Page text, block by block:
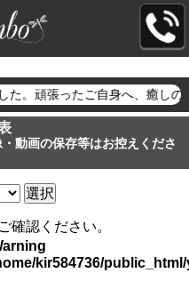
た。頑張ったご自身へ、癒し
動画の保存等はお控えくださ
選択
確認ください。
kir584736/